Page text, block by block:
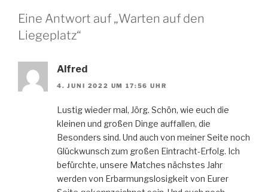
Eine Antwort auf „Warten auf den
Liegeplatz“
Alfred
4. JUNI 2022 UM 17:56 UHR
Lustig wieder mal, Jörg. Schön, wie euch die
kleinen und großen Dinge auffallen, die
Besonders sind. Und auch von meiner Seite noch
Glückwunsch zum großen Eintracht-Erfolg. Ich
befürchte, unsere Matches nächstes Jahr
werden von Erbarmungslosigkeit von Eurer